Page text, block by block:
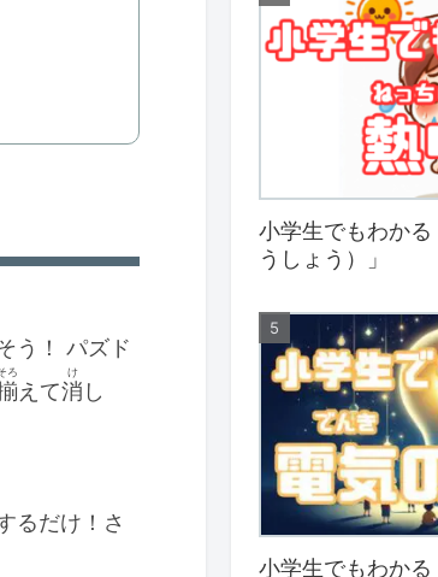
う！ パズド
ろ
えて消
け
し
るだけ！さ
小学生でもわか
うしょう）」
小学生でもわか